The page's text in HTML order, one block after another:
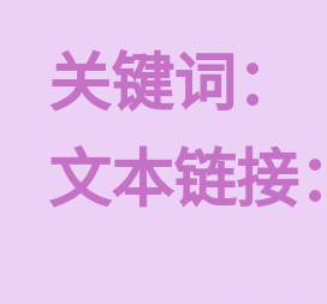
关键词：
文本链接：